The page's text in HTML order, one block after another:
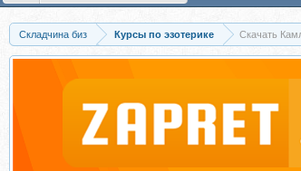
Складчина биз Курсы по эзотерике Скачать